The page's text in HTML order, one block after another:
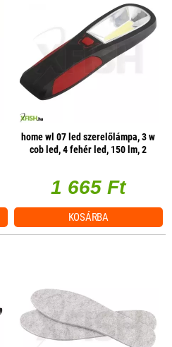
home wl 07 led szerelőlámpa, 3 w
cob led, 4 fehér led, 150 lm, 2
1 665 Ft
KOSÁRBA